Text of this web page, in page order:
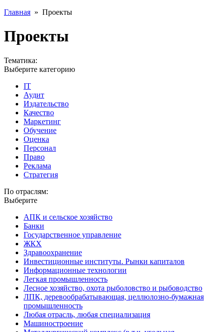
Главная » Проекты
Проекты
Тематика:
Выберите категорию
IT
Аудит
Издательство
Качество
Маркетинг
Обучение
Оценка
Персонал
Право
Реклама
Стратегия
По отраслям:
Выберите
АПК и сельское хозяйство
Банки
Государственное управление
ЖКХ
Здравоохранение
Инвестиционные институты. Рынки капиталов
Информационные технологии
Легкая промышленность
Лесное хозяйство, охота рыболовство и рыбоводство
ЛПК, деревообрабатывающая, целлюлозно-бумажная
промышленность
Любая отрасль, любая специализация
Машиностроение